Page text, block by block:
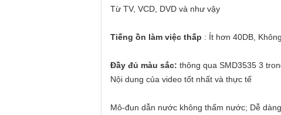
Từ TV, VCD, DVD và như vậy
Tiếng ồn làm việc thấp : Ít hơn 40DB,
Đầy đủ màu sắc: thông qua SMD3535 3
Nội dung của video tốt nhất và thực tế
Mô-đun dẫn nước không thấm nước; Dễ